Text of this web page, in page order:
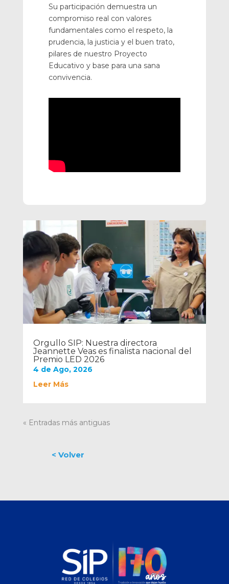
Orgullo SIP: Nuestra directora
Jeannette Veas es finalista nacional del
Premio LED 2026
4 de Ago, 2026
Leer Más
« Entradas más antiguas
Su participación demuestra un
compromiso real con valores
fundamentales como el respeto, la
prudencia, la justicia y el buen trato,
pilares de nuestro Proyecto
Educativo y base para una sana
convivencia.